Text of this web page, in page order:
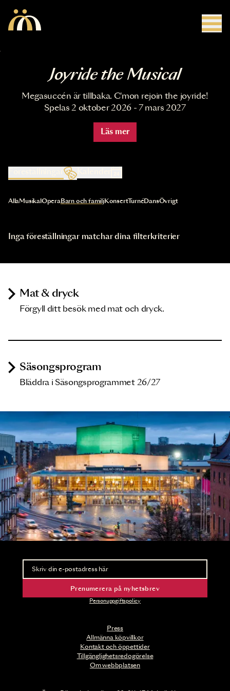
Joyride the Musical
Megasuccén är tillbaka. C'mon rejoin the joyride!
Spelas 2 oktober 2026 - 7 mars 2027
Läs mer
Kalender
Val av kategori uppdaterar innehållet automatiskt
AllaMusikal OperaBarn och familjKonsertTurnéDansÖvrigt
Inga föreställningar matchar dina filterkriterier
Mat & dryck
Förgyll ditt besök med mat och dryck.
Säsongsprogram
Bläddra i Säsongsprogrammet 26/27
Press
Allmänna köpvillkor
Kontakt och öppettider
Tillgänglighetsredogörelse
Om webbplatsen
Nyhetsbrev
Ta del av förhandsinformation och biljettsläpp.
Prenumerera på nyhetsbrev
Personuppgiftspolicy